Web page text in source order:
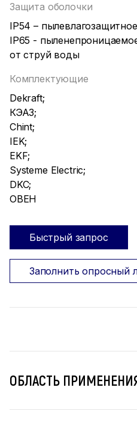
Защита оболочки
IP54 –
IP65 -
от струй воды
Комплектующие
Dekraft;
КЭАЗ;
Chint;
IEK;
EKF;
Systeme Electric;
DKC;
ОВЕН
Быстрый запрос
Заполнить опросный
ОБЛАСТЬ